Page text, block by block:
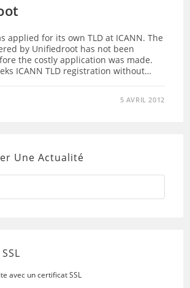
applied for its own TLD at ICANN. The
by Unifiedroot has not been
the costly application was made.
ICANN TLD registration without…
5 AVRIL 2012
Une Actualité
Press
to
avec un certificat SSL